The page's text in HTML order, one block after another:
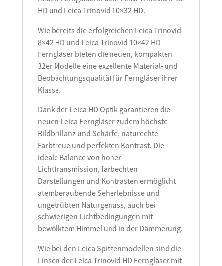
HD und Leica Trinovid 10×32 HD.
Wie bereits die erfolgreichen Leica Trinovid
8×42 HD und Leica Trinovid 10×42 HD
Ferngläser bieten die neuen, kompakten
32er Modelle eine exzellente Material- und
Beobachtungsqualität für Ferngläser ihrer
Klasse.
Dank der Leica HD Optik garantieren die
neuen Leica Ferngläser zudem höchste
Bildbrillanz und Schärfe, naturechte
Farbtreue und perfekten Kontrast. Die
ideale Balance von hoher
Lichttransmission, farbechten
Darstellungen und Kontrasten ermöglicht
atemberaubende Seherlebnisse und
ungetrübten Naturgenuss, auch bei
schwierigen Lichtbedingungen mit
bewölktem Himmel und in der Dämmerung.
Wie bei den Leica Spitzenmodellen sind die
Linsen der Leica Trinovid HD Ferngläser mit